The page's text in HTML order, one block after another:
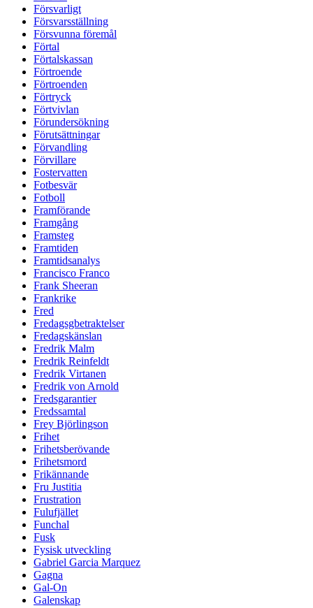
Försvarligt
Försvarsställning
Försvunna föremål
Förtal
Förtalskassan
Förtroende
Förtroenden
Förtryck
Förtvivlan
Förundersökning
Förutsättningar
Förvandling
Förvillare
Fostervatten
Fotbesvär
Fotboll
Framförande
Framgång
Framsteg
Framtiden
Framtidsanalys
Francisco Franco
Frank Sheeran
Frankrike
Fred
Fredagsgbetraktelser
Fredagskänslan
Fredrik Malm
Fredrik Reinfeldt
Fredrik Virtanen
Fredrik von Arnold
Fredsgarantier
Fredssamtal
Frey Björlingson
Frihet
Frihetsberövande
Frihetsmord
Frikännande
Fru Justitia
Frustration
Fulufjället
Funchal
Fusk
Fysisk utveckling
Gabriel Garcia Marquez
Gagna
Gal-On
Galenskap